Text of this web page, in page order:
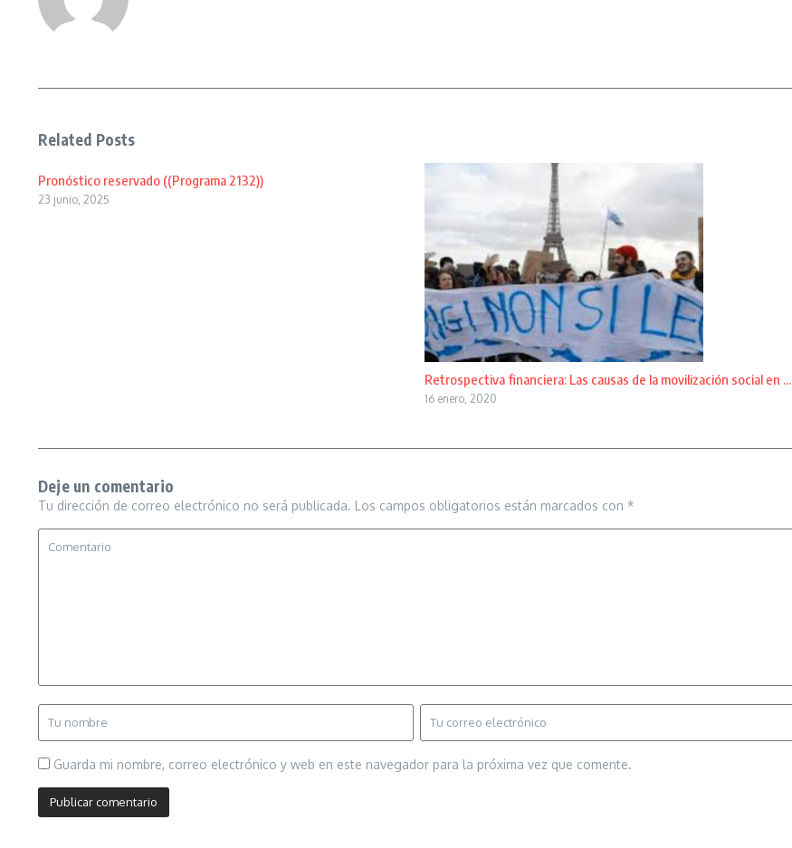
Related Posts
Pronóstico reservado ((Programa 2132))
23 junio, 2025
Retrospectiva financiera: Las causas de la movilización social en ...
16 enero, 2020
Deje un comentario
Tu dirección de correo electrónico no será publicada. Los campos obligatorios están marcados con *
Guarda mi nombre, correo electrónico y web en este navegador para la próxima vez que comente.